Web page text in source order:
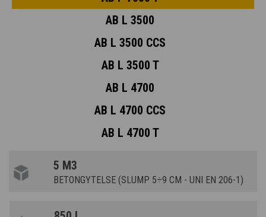
AB L 3500
AB L 3500 CCS
AB L 3500 T
AB L 4700
AB L 4700 CCS
AB L 4700 T
5 M3
BETONGYTELSE (SLUMP 5÷9 CM - UNI EN 206-1)